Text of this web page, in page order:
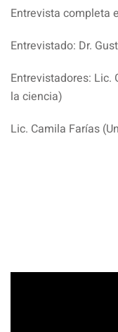
Entrevista completa
Entrevistado: Dr.
Entrevistadores: Lic.
la ciencia)
Lic. Camila Farías